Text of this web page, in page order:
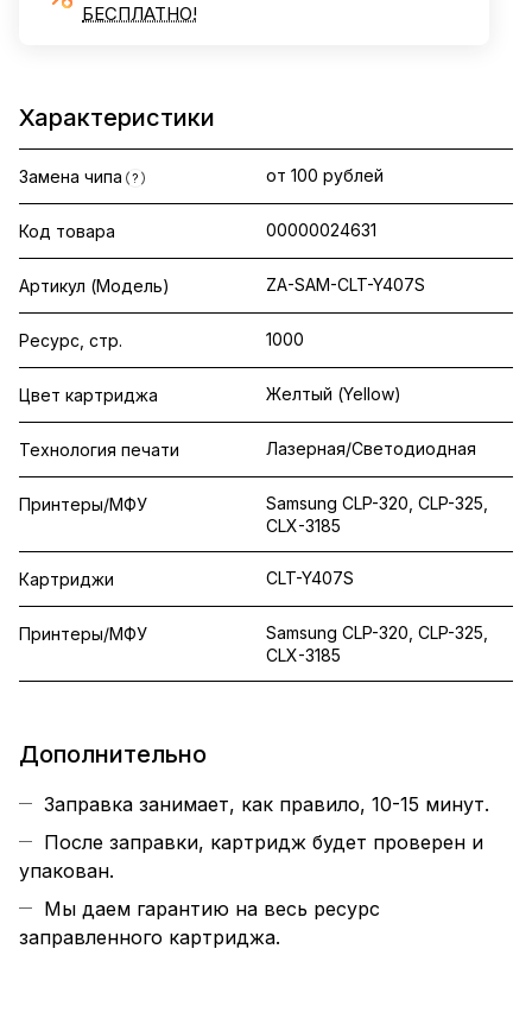
БЕСПЛАТНО!
Характеристики
Замена чипа ? от 100 рублей
Код товара 00000024631
Артикул (Модель) ZA-SAM-CLT-Y407S
Ресурс, стр. 1000
Цвет картриджа Желтый (Yellow)
Технология печати Лазерная/Светодиодная
Принтеры/МФУ
Samsung CLP-320, CLP-325,
CLX-3185
Картриджи CLT-Y407S
Принтеры/МФУ
Samsung CLP-320, CLP-325,
CLX-3185
Дополнительно
Заправка занимает, как правило, 10-15 минут.
После заправки, картридж будет проверен и
упакован.
Мы даем гарантию на весь ресурс
заправленного картриджа.